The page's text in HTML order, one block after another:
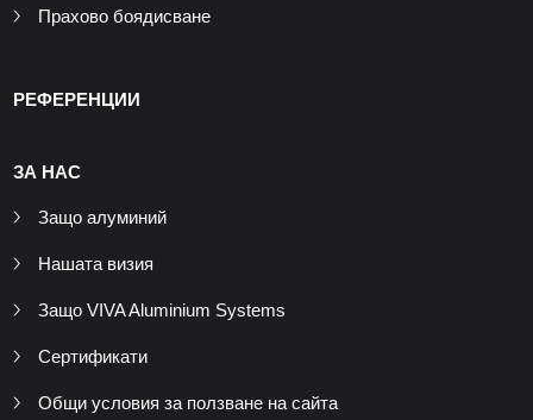
Прахово боядисване
РЕФЕРЕНЦИИ
ЗА НАС
Защо алуминий
Нашата визия
Защо VIVA Aluminium Systems
Сертификати
Общи условия за ползване на сайта